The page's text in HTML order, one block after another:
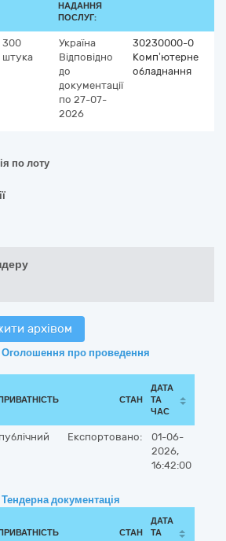
НАДАННЯ
ПОСЛУГ:
300
штука
Україна
Відповідно
до
документації
по 27-07-
2026
30230000-0
Комп’ютерне
обладнання
по лоту
архівом
про проведення
СТАН
ДАТА
ТА
ЧАС
публічний Експортовано:
01-06-
2026,
16:42:00
документація
СТАН
ДАТА
ТА